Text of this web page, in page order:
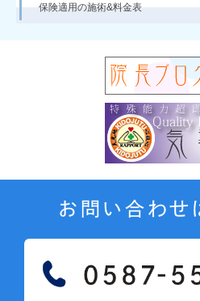
保険適用の施術&料金表
お問い合わせ